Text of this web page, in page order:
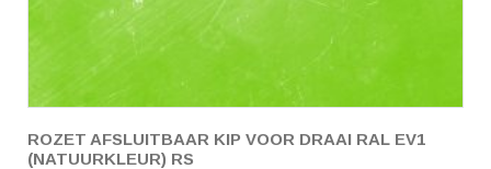
ROZET AFSLUITBAAR KIP VOOR DRAAI RAL EV1
(NATUURKLEUR) RS